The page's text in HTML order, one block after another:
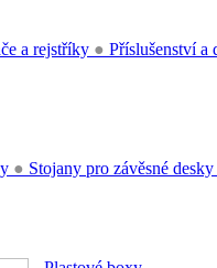
a rejstříky ● Příslušenství a
● Stojany pro závěsné desky